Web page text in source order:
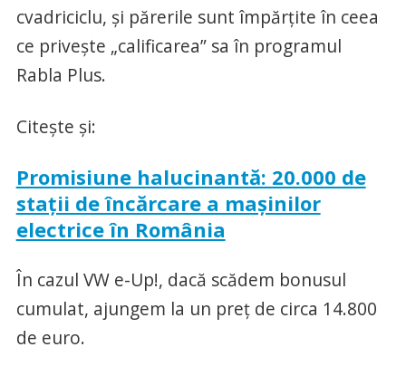
cvadriciclu, şi părerile sunt împărţite în ceea
ce priveşte „calificarea” sa în programul
Rabla Plus.
Citeşte şi:
Promisiune halucinantă: 20.000 de
staţii de încărcare a maşinilor
electrice în România
În cazul VW e-Up!, dacă scădem bonusul
cumulat, ajungem la un preţ de circa 14.800
de euro.